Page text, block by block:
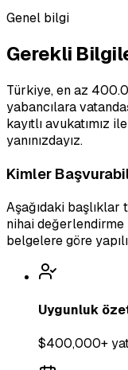
Genel bilgi
Gerekli
Türkiye, en az
yabancılara
kayıtlı avukatımız
yanınızdayız.
Kimler
Aşağıdaki
nihai değerlendirme
belgelere göre
Uygunluk
$400,000+